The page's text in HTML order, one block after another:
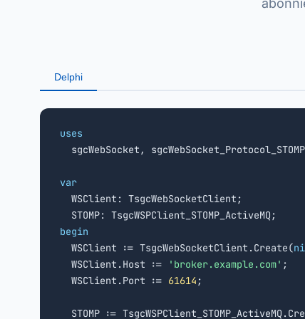
Delphi
uses
sgcWebSocket,
var
WSClient: TsgcWebSocketClient;
begin
WSClient := TsgcWebSocketClient.Create(
  WSClient.Host :=
'broker.example.com' ;
  WSClient.Port :=
61614 ;
STOMP :=